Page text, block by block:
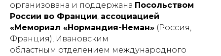
организована и поддержана Посольством
России во Франции, ассоциацией
«Мемориал «Нормандия-Неман» (Россия,
Франция), Ивановским
областным отделением международного